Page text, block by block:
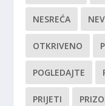
NESREĆA
OTKRIVENO
POGLEDAJTE
PRIJETI